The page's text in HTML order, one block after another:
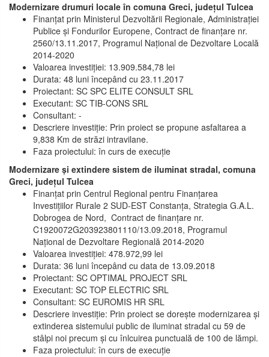
Modernizare drumuri locale în comuna Greci, județul Tulcea
Finanțat prin Ministerul Dezvoltării Regionale, Administrației
Publice și Fondurilor Europene, Contract de finanțare nr.
2560/13.11.2017, Programul Național de Dezvoltare Locală
2014-2020
Valoarea investiției: 13.909.584,78 lei
Durata: 48 luni începând cu 23.11.2017
Proiectant: SC SPC ELITE CONSULT SRL
Executant: SC TIB-CONS SRL
Consultant: -
Descriere investiție: Prin proiect se propune asfaltarea a
9,838 Km de străzi intravilane.
Faza proiectului: în curs de execuție
Modernizare și extindere sistem de iluminat stradal, comuna
Greci, județul Tulcea
Finanțat prin Centrul Regional pentru Finanțarea
Investițiilor Rurale 2 SUD-EST Constanța, Strategia G.A.L.
Dobrogea de Nord, Contract de finanțare nr.
C1920072G203923801110/13.09.2018, Programul
Național de Dezvoltare Regională 2014-2020
Valoarea investiției: 478.972,99 lei
Durata: 36 luni începând cu data de 13.09.2018
Proiectant: SC OPTIMAL PROJECT SRL
Executant: SC TOP ELECTRIC SRL
Consultant: SC EUROMIS HR SRL
Descriere investiție: Prin proiect se dorește modernizarea și
extinderea sistemului public de iluminat stradal cu 59 de
stâlpi noi precum și cu înlcuirea punctuală de 100 de lămpi.
Faza proiectului: în curs de execuție